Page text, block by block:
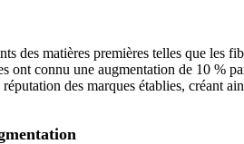
des matières premières telles que les
ont connu une augmentation de 10 %
des marques établies, créant